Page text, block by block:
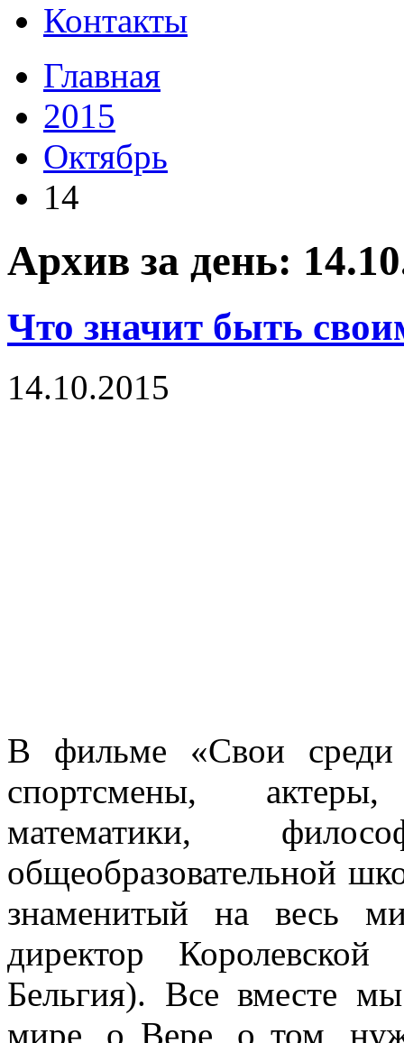
Контакты
Главная
2015
Октябрь
14
Архив за день:
Что значит быть
14.10.2015
В фильме «Свои среди
спортсмены,
математики,
общеобразовательной
знаменитый на весь
директор
Бельгия). Все вместе
мире, о Вере, о том,